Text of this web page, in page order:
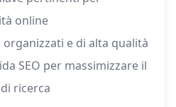
online
e di alta qualità
SEO per massimizzare il
ricerca